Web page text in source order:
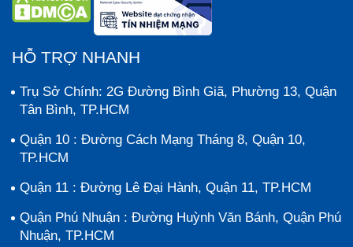
HỖ TRỢ NHANH
Trụ Sở Chính: 2G Đường Bình Giã, Phường 13, Quận
Tân Bình, TP.HCM
Quận 10 : Đường Cách Mạng Tháng 8, Quận 10,
TP.HCM
Quận 11 : Đường Lê Đại Hành, Quận 11, TP.HCM
Quận Phú Nhuận : Đường Huỳnh Văn Bánh, Quận Phú
Nhuận, TP.HCM